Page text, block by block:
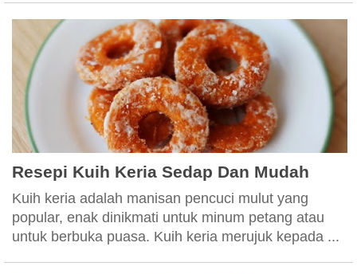
Resepi Kuih Keria Sedap Dan Mudah
Kuih keria adalah manisan pencuci mulut yang
popular, enak dinikmati untuk minum petang atau
untuk berbuka puasa. Kuih keria merujuk kepada ...